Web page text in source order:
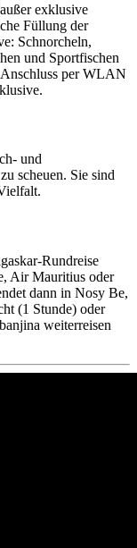
exklusive
Füllung der
Schnorcheln,
und Sportfischen
per WLAN
und
scheuen. Sie sind
Rundreise
Air Mauritius oder
dann in Nosy Be,
(1 Stunde) oder
weiterreisen